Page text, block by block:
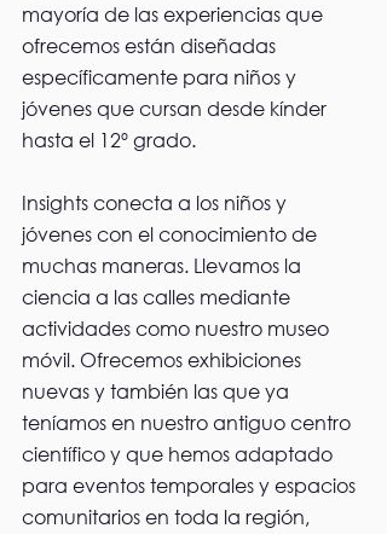
mayoría de las experiencias que
ofrecemos están diseñadas
específicamente para niños y
jóvenes que cursan desde kínder
hasta el 12º grado.
Insights conecta a los niños y
jóvenes con el conocimiento de
muchas maneras. Llevamos la
ciencia a las calles mediante
actividades como nuestro museo
móvil. Ofrecemos exhibiciones
nuevas y también las que ya
teníamos en nuestro antiguo centro
científico y que hemos adaptado
para eventos temporales y espacios
comunitarios en toda la región,